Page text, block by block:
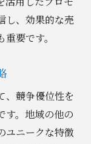
し、効果的な売
要です。
、競争優位性を
す。地域の他の
ユニークな特徴